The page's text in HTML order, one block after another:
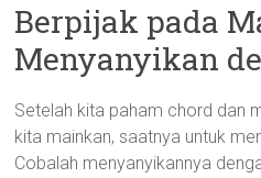
Berpijak pada
Menyanyikan
Setelah kita paham chord dan
kita mainkan, saatnya untuk
Cobalah menyanyikannya